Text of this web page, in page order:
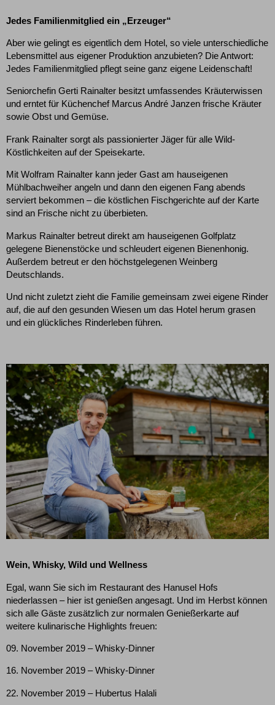
Jedes Familienmitglied ein „Erzeuger“
Aber wie gelingt es eigentlich dem Hotel, so viele unterschiedliche
Lebensmittel aus eigener Produktion anzubieten? Die Antwort:
Jedes Familienmitglied pflegt seine ganz eigene Leidenschaft!
Seniorchefin Gerti Rainalter besitzt umfassendes Kräuterwissen
und erntet für Küchenchef Marcus André Janzen frische Kräuter
sowie Obst und Gemüse.
Frank Rainalter sorgt als passionierter Jäger für alle Wild-
Köstlichkeiten auf der Speisekarte.
Mit Wolfram Rainalter kann jeder Gast am hauseigenen
Mühlbachweiher angeln und dann den eigenen Fang abends
serviert bekommen – die köstlichen Fischgerichte auf der Karte
sind an Frische nicht zu überbieten.
Markus Rainalter betreut direkt am hauseigenen Golfplatz
gelegene Bienenstöcke und schleudert eigenen Bienenhonig.
Außerdem betreut er den höchstgelegenen Weinberg
Deutschlands.
Und nicht zuletzt zieht die Familie gemeinsam zwei eigene Rinder
auf, die auf den gesunden Wiesen um das Hotel herum grasen
und ein glückliches Rinderleben führen.
Wein, Whisky, Wild und Wellness
Egal, wann Sie sich im Restaurant des Hanusel Hofs
niederlassen – hier ist genießen angesagt. Und im Herbst können
sich alle Gäste zusätzlich zur normalen Genießerkarte auf
weitere kulinarische Highlights freuen:
09. November 2019 – Whisky-Dinner
16. November 2019 – Whisky-Dinner
22. November 2019 – Hubertus Halali